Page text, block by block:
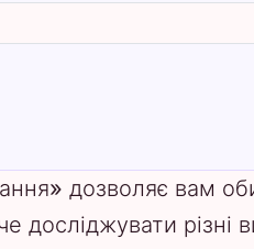
дозволяє вам
досліджувати різні